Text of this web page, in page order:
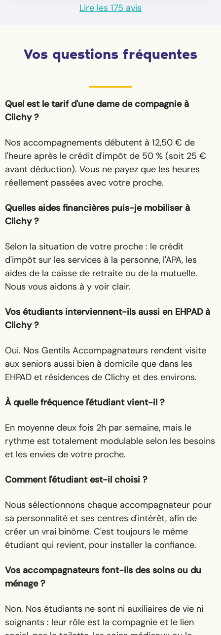
Lire les 175 avis
Vos questions fréquentes
Quel est le tarif d'une dame de compagnie à
Clichy ?
Nos accompagnements débutent à 12,50 € de
l'heure après le crédit d'impôt de 50 % (soit 25 €
avant déduction). Vous ne payez que les heures
réellement passées avec votre proche.
Quelles aides financières puis-je mobiliser à
Clichy ?
Selon la situation de votre proche : le crédit
d'impôt sur les services à la personne, l'APA, les
aides de la caisse de retraite ou de la mutuelle.
Nous vous aidons à y voir clair.
Vos étudiants interviennent-ils aussi en EHPAD à
Clichy ?
Oui. Nos Gentils Accompagnateurs rendent visite
aux seniors aussi bien à domicile que dans les
EHPAD et résidences de Clichy et des environs.
À quelle fréquence l'étudiant vient-il ?
En moyenne deux fois 2h par semaine, mais le
rythme est totalement modulable selon les besoins
et les envies de votre proche.
Comment l'étudiant est-il choisi ?
Nous sélectionnons chaque accompagnateur pour
sa personnalité et ses centres d'intérêt, afin de
créer un vrai binôme. C'est toujours le même
étudiant qui revient, pour installer la confiance.
Vos accompagnateurs font-ils des soins ou du
ménage ?
Non. Nos étudiants ne sont ni auxiliaires de vie ni
soignants : leur rôle est la compagnie et le lien